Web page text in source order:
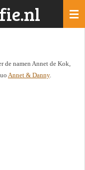
de namen Annet de Kok,
Annet & Danny.